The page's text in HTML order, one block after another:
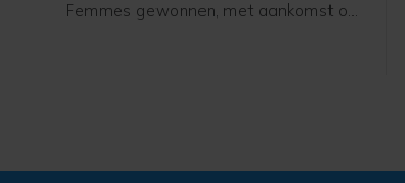
Femmes gewonnen, met aankomst op